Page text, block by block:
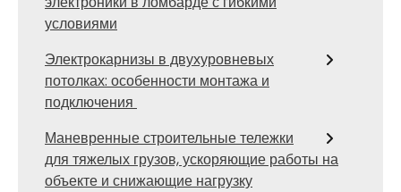
условиями
Электрокарнизы в двухуровневых
потолках: особенности монтажа и
подключения
Маневренные строительные тележки
для тяжелых грузов, ускоряющие работы на
объекте и снижающие нагрузку